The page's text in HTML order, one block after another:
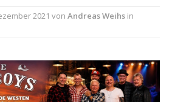
eine Hymne auf unvergessliche
Hot News – 9. August 2026:
2021 von Andreas Weihs in